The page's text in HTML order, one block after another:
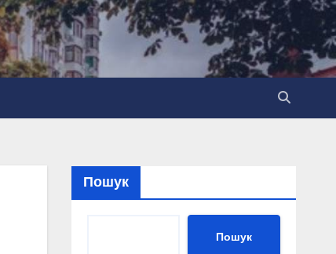
Пошук
Пошук